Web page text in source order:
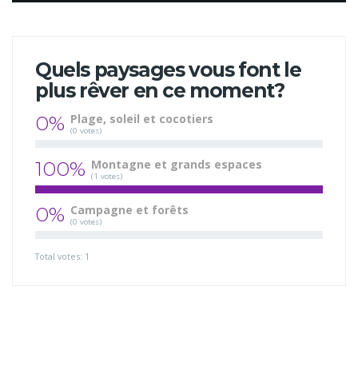
Quels paysages vous font le
plus rêver en ce moment?
0% Plage, soleil et cocotiers
(0 votes)
100% Montagne et grands espaces
(1 votes)
0% Campagne et forêts
(0 votes)
Total votes: 1